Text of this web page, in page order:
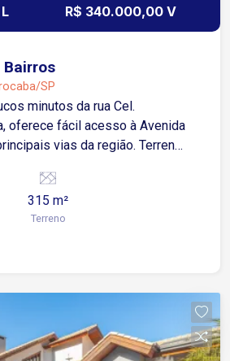
R$ 340.000,00 V
Bairros
SP
minutos da rua Cel.
oferece fácil acesso à Avenida
vias da região. Terreno
Ideal para
ou comercial. Não perca
em um local estratégico
315 m²
Terreno